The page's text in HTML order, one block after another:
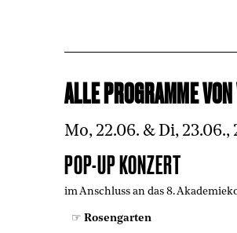
ALLE PROGRAMME
Mo, 22.06. & Di, 23.06.,
POP-UP KONZERT
im Anschluss an das 8.
Rosengarten